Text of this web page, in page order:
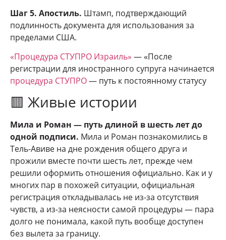
Шаг 5. Апостиль. Штамп, подтверждающий
подлинность документа для использования за
пределами США.
«Процедура СТУПРО Израиль» — «После
регистрации для иностранного супруга начинается
процедура СТУПРО— путь к постоянному статусу
🟥 Живые истории
Мила и Роман — путь длиной в шесть лет до
одной подписи. Мила и Роман познакомились в
Тель-Авиве на дне рождения общего друга и
прожили вместе почти шесть лет, прежде чем
решили оформить отношения официально. Как и у
многих пар в похожей ситуации, официальная
регистрация откладывалась не из-за отсутствия
чувств, а из-за неясности самой процедуры — пара
долго не понимала, какой путь вообще доступен
без вылета за границу.